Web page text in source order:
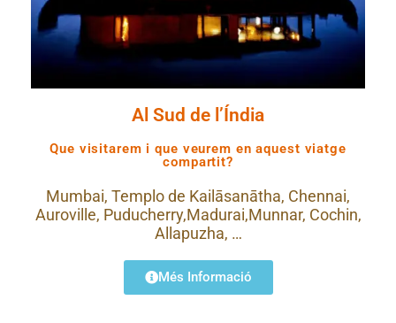
Al Sud de l’Índia
Que visitarem i que veurem en aquest viatge
compartit?
Mumbai, Templo de Kailāsanātha, Chennai,
Auroville, Puducherry,Madurai,Munnar, Cochin,
Allapuzha, …
Més Informació